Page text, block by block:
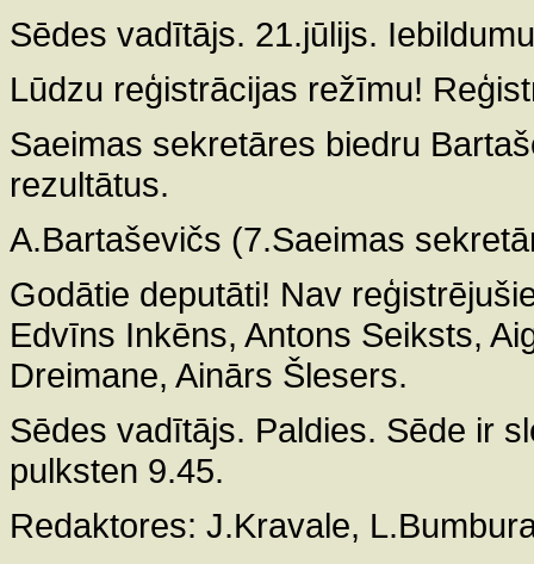
Sēdes vadītājs. 21.jūlijs.
Lūdzu reģistrācijas režīmu!
Saeimas sekretāres biedru
rezultātus.
A.Bartaševičs (7.Saeimas
Godātie deputāti! Nav
Edvīns Inkēns, Antons Seiksts,
Dreimane, Ainārs Šlesers.
Sēdes vadītājs. Paldies. Sēde ir
pulksten 9.45.
Redaktores: J.Kravale,